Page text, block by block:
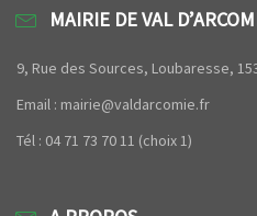
MAIRIE DE VAL
9, Rue des Sources, Loubaresse,
Email : mairie@valdarcomie.fr
Tél : 04 71 73 70 11 (choix 1)